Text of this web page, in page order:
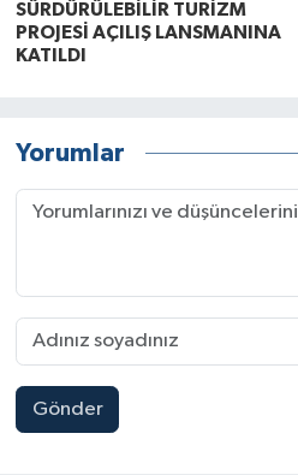
SÜRDÜRÜLEBİLİR TURİZM
PROJESİ AÇILIŞ LANSMANINA
KATILDI
Yorumlar
Gönder